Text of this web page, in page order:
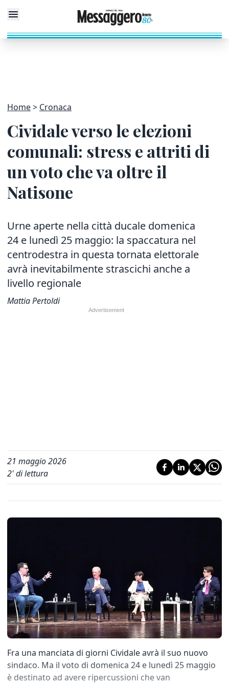
Home Cronaca
Cividale verso le elezioni
comunali: stress e attriti di
un voto che va oltre il
Natisone
Urne aperte nella città ducale domenica
24 e lunedì 25 maggio: la spaccatura nel
centrodestra in questa tornata elettorale
avrà inevitabilmente strascichi anche a
livello regionale
Mattia Pertoldi
21 maggio 2026
2' di lettura
Fra una manciata di giorni Cividale avrà il suo nuovo
sindaco. Ma il voto di domenica 24 e lunedì 25 maggio
è destinato ad avere ripercussioni che van